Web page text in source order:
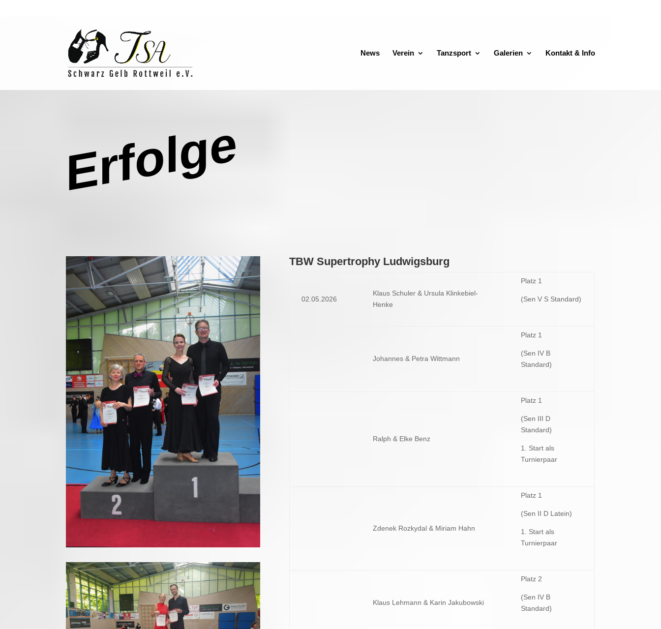
News Verein Tanzsport Galerien Kontakt & Info
Erfolge
TBW Supertrophy Ludwigsburg
02.05.2026
Klaus Schuler & Ursula Klinkebiel-
Henke
Platz 1
(Sen V S Standard)
Johannes & Petra Wittmann
Platz 1
(Sen IV B
Standard)
Ralph & Elke Benz
Platz 1
(Sen III D
Standard)
1. Start als
Turnierpaar
Zdenek Rozkydal & Miriam Hahn
Platz 1
(Sen II D Latein)
1. Start als
Turnierpaar
Klaus Lehmann & Karin Jakubowski
Platz 2
(Sen IV B
Standard)